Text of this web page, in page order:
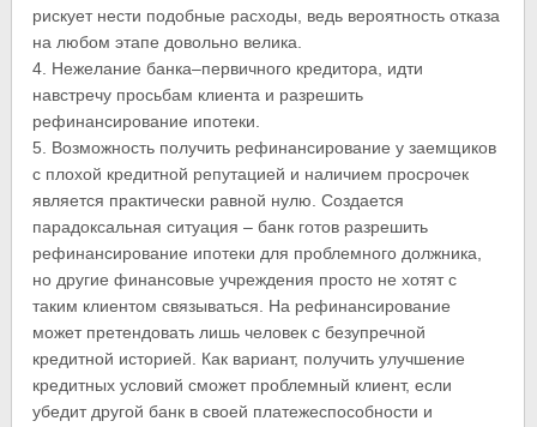
рискует нести подобные расходы, ведь вероятность отказа
на любом этапе довольно велика.
4. Нежелание банка–первичного кредитора, идти
навстречу просьбам клиента и разрешить
рефинансирование ипотеки.
5. Возможность получить рефинансирование у заемщиков
с плохой кредитной репутацией и наличием просрочек
является практически равной нулю. Создается
парадоксальная ситуация – банк готов разрешить
рефинансирование ипотеки для проблемного должника,
но другие финансовые учреждения просто не хотят с
таким клиентом связываться. На рефинансирование
может претендовать лишь человек с безупречной
кредитной историей. Как вариант, получить улучшение
кредитных условий сможет проблемный клиент, если
убедит другой банк в своей платежеспособности и